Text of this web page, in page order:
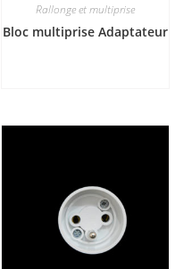
Rallonge et multiprise
Bloc multiprise Adaptateur